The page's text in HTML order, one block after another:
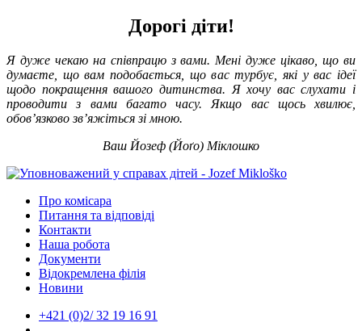
Дорогі діти!
Я дуже чекаю на співпрацю з вами. Мені дуже цікаво, що ви
думаєте, що вам подобається, що вас турбує, які у вас ідеї
щодо покращення вашого дитинства. Я хочу вас слухати і
проводити з вами багато часу. Якщо вас щось хвилює,
обов’язково зв’яжіться зі мною.
Ваш Йозеф (Йоґо) Міклошко
Про комісара
Питання та відповіді
Контакти
Наша робота
Документи
Відокремлена філія
Новини
+421 (0)2/ 32 19 16 91